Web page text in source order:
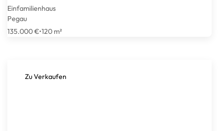
Einfamilienhaus
Pegau
135.000 €•120 m²
Zu Verkaufen